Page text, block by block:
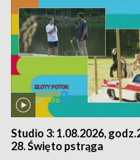
Studio 3: 1.08.2026,
28. Święto pstrąga